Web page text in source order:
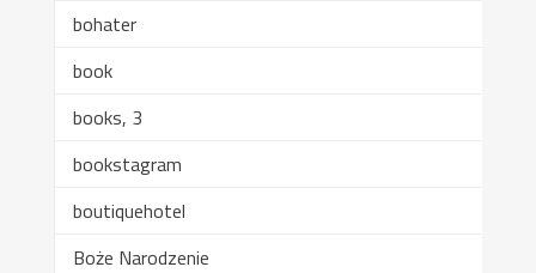
bohater
book
books, 3
bookstagram
boutiquehotel
Boże Narodzenie